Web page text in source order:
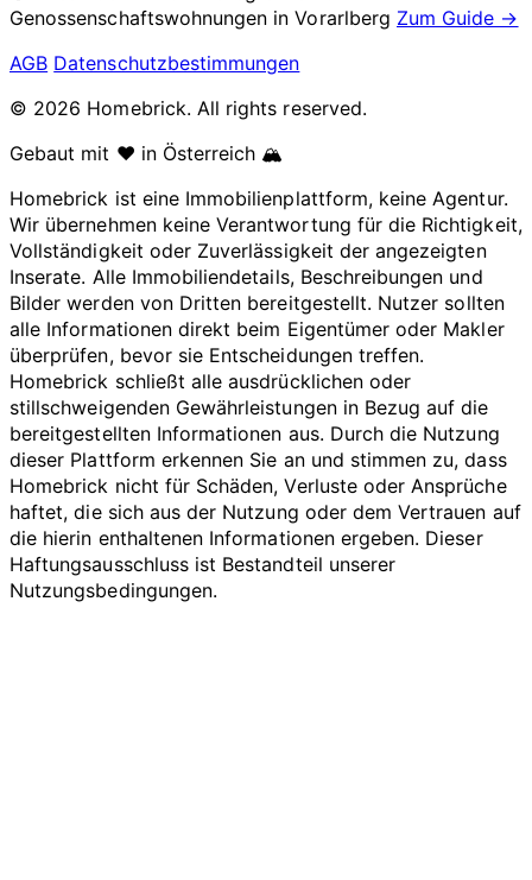
Genossenschaftswohnungen inVorarlberg Zum Guide →
AGB Datenschutzbestimmungen
© 2026 Homebrick. All rights reserved.
Gebaut mit ❤️ in Österreich 🏔️
Homebrick ist eine Immobilienplattform, keine Agentur.
Wir übernehmen keine Verantwortung für die Richtigkeit,
Vollständigkeit oder Zuverlässigkeit der angezeigten
Inserate. Alle Immobiliendetails, Beschreibungen und
Bilder werden von Dritten bereitgestellt. Nutzer sollten
alle Informationen direkt beim Eigentümer oder Makler
überprüfen, bevor sie Entscheidungen treffen.
Homebrick schließt alle ausdrücklichen oder
stillschweigenden Gewährleistungen in Bezug auf die
bereitgestellten Informationen aus. Durch die Nutzung
dieser Plattform erkennen Sie an und stimmen zu, dass
Homebrick nicht für Schäden, Verluste oder Ansprüche
haftet, die sich aus der Nutzung oder dem Vertrauen auf
die hierin enthaltenen Informationen ergeben. Dieser
Haftungsausschluss ist Bestandteil unserer
Nutzungsbedingungen.